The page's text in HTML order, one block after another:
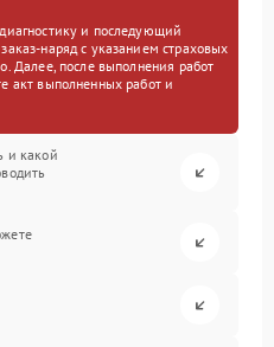
и последующий
наряд с указанием страховых
Далее, после выполнения работ
акт выполненных работ и
и какой